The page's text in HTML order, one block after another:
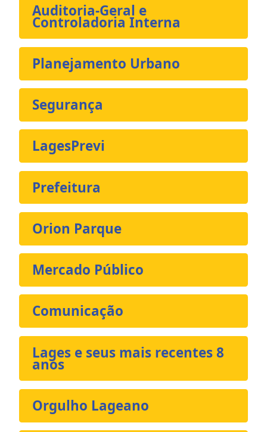
Auditoria-Geral e
Controladoria Interna
Planejamento Urbano
Segurança
LagesPrevi
Prefeitura
Orion Parque
Mercado Público
Comunicação
Lages e seus mais recentes 8
anos
Orgulho Lageano